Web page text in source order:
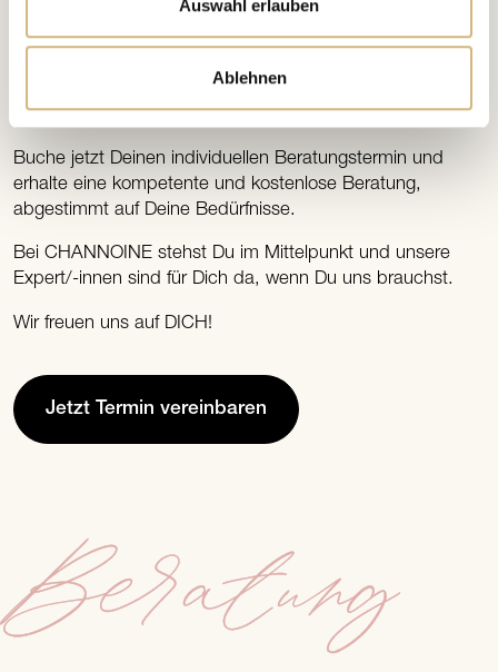
Auswahl erlauben
Ablehnen
INDIVIDUELL UND KOSTENFREI
JetztBeratungsterminvereinbaren.
Buche jetzt Deinen individuellen Beratungstermin und
erhalte eine kompetente und kostenlose Beratung,
abgestimmt auf Deine Bedürfnisse.
Bei CHANNOINE stehst Du im Mittelpunkt und unsere
Expert/-innen sind für Dich da, wenn Du uns brauchst.
Wir freuen uns auf DICH!
Jetzt Termin vereinbaren
Beratung